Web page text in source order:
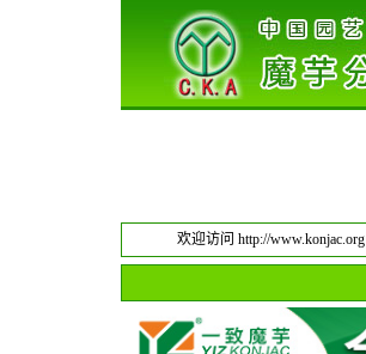
欢迎访问 http://www.konjac.org